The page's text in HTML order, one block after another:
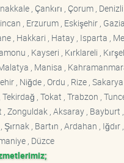
, Çankırı , Çorum , Denizli
, Erzurum , Eskişehir ,
, Hakkari , Hatay , Isparta ,
, Kayseri , Kırklareli ,
, Manisa ,
, Niğde , Ordu , Rize , Sakarya
, Tokat , Trabzon ,
, Zonguldak , Aksaray , Bayburt ,
Şırnak , Bartın , Ardahan , Iğdır ,
, Düzce